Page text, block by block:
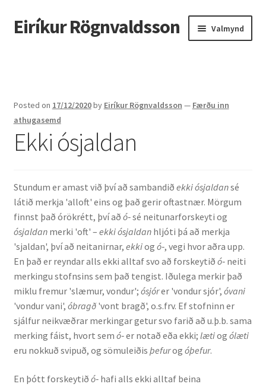
Fara
beint
Hoppa
yfir
Eiríkur Rögnvaldsson Valmynd
Ætt
Líf og starf
Myndir
Kennsla
Kennd námskeið
Kennsluefni
Yfirlit um kennslu
Stjórnun
Posted on 17/12/2020by Eiríkur Rögnvaldsson — Færðu inn
athugasemd
Ekki ósjaldan
Stundum er amast við því að sambandið ekki ósjaldansé
látið merkja 'alloft' eins og það gerir oftastnær. Mörgum
finnst það órökrétt, því að ó‑sé neitunarforskeyti og
ósjaldan merki 'oft' – ekki ósjaldanhljóti þá að merkja
'sjaldan', því að neitanirnar, ekkiog ó‑, vegi hvor aðra upp.
En það er reyndar alls ekki alltaf svo að forskeytið ó‑neiti
merkingu stofnsins sem það tengist. Iðulega merkir það
miklu fremur 'slæmur, vondur'; ósjórer 'vondur sjór', óvani
'vondur vani', óbragð'vont bragð', o.s.frv. Ef stofninn er
sjálfur neikvæðrar merkingar getur svo farið að u.þ.b. sama
merking fáist, hvort sem ó‑er notað eða ekki; lætiog ólæti
eru nokkuð svipuð, og sömuleiðis þefurog óþefur.
En þótt forskeytið ó‑hafi alls ekki alltaf beina